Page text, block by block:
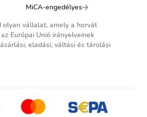
MiCA-engedélyes
vállalat, amely a horvát
Európai Unió irányelveinek
eladási, váltási és tárolási